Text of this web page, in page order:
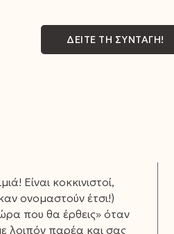
ΔΕΙΤΕ ΤΗ ΣΥΝΤΑΓΗ!
Είναι κοκκινιστοί,
ονομαστούν έτσι!)
που θα έρθεις» όταν
λοιπόν παρέα και σας